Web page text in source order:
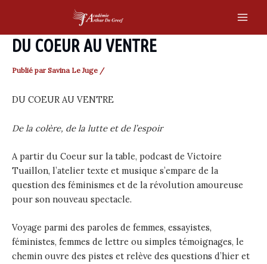
content
DU COEUR AU VENTRE
Publié par Savina Le Juge /
DU COEUR AU VENTRE
De la colère, de la lutte et de l’espoir
A partir du Coeur sur la table, podcast de Victoire
Tuaillon, l’atelier texte et musique s’empare de la
question des féminismes et de la révolution amoureuse
pour son nouveau spectacle.
Voyage parmi des paroles de femmes, essayistes,
féministes, femmes de lettre ou simples témoignages, le
chemin ouvre des pistes et relève des questions d’hier et